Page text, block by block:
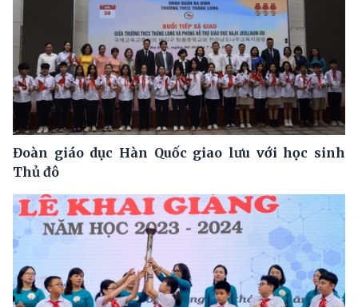
Đoàn giáo dục Hàn Quốc giao lưu với học sinh
Thủ đô